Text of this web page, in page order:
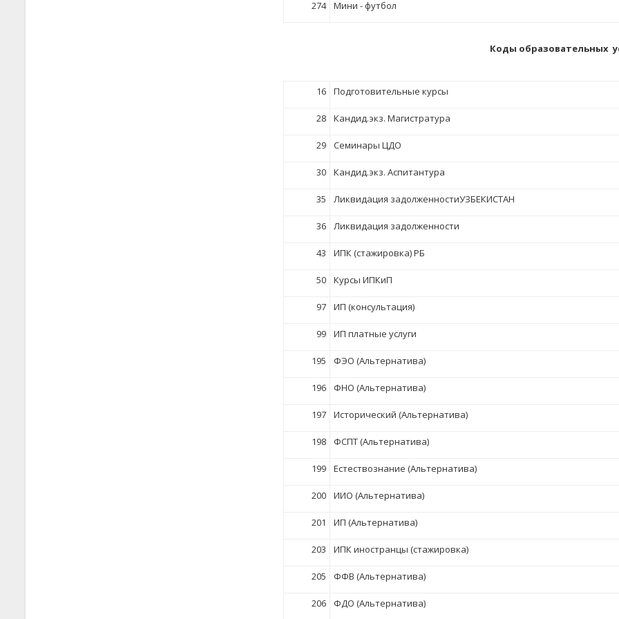
274 Мини - футбол
Коды образовательных
16 Подготовительные курсы
28 Кандид.экз. Магистратура
29 Семинары ЦДО
30 Кандид.экз. Аспитантура
35 Ликвидация задолженностиУЗБЕКИСТАН
36 Ликвидация задолженности
43 ИПК (стажировка) РБ
50 Курсы ИПКиП
97 ИП (консультация)
99 ИП платные услуги
195 ФЭО (Альтернатива)
196 ФНО (Альтернатива)
197 Исторический (Альтернатива)
198 ФСПТ (Альтернатива)
199 Естествознание (Альтернатива)
200 ИИО (Альтернатива)
201 ИП (Альтернатива)
203 ИПК иностранцы (стажировка)
205 ФФВ (Альтернатива)
206 ФДО (Альтернатива)